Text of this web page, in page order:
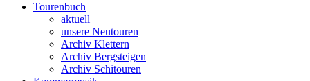
Tourenbuch
aktuell
unsere Neutouren
Archiv Klettern
Archiv Bergsteigen
Archiv Schitouren